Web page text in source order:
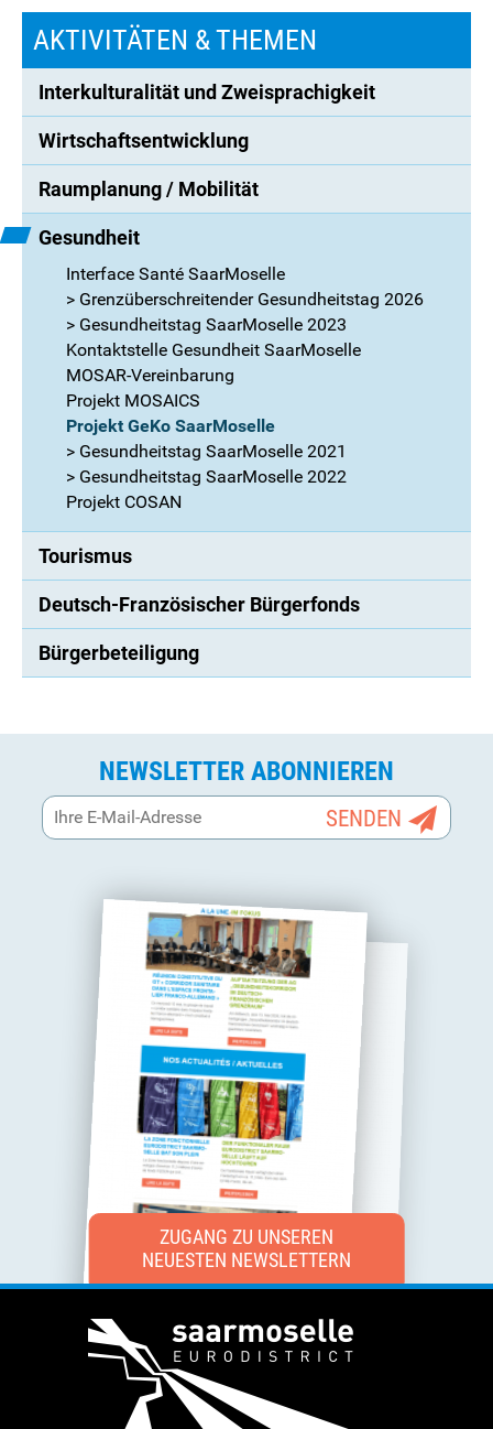
AKTIVITÄTEN & THEMEN
Interkulturalität und Zweisprachigkeit
Wirtschaftsentwicklung
Raumplanung / Mobilität
Gesundheit
Interface Santé SaarMoselle
> Grenzüberschreitender Gesundheitstag 2026
> Gesundheitstag SaarMoselle 2023
Kontaktstelle Gesundheit SaarMoselle
MOSAR-Vereinbarung
Projekt MOSAICS
Projekt GeKo SaarMoselle
> Gesundheitstag SaarMoselle 2021
> Gesundheitstag SaarMoselle 2022
Projekt COSAN
Tourismus
Deutsch-Französischer Bürgerfonds
Bürgerbeteiligung
NEWSLETTER ABONNIEREN
ZUGANG ZU UNSEREN
NEUESTEN NEWSLETTERN